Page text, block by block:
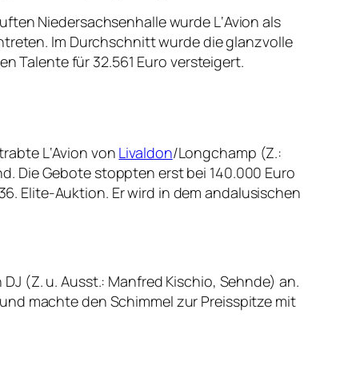
Niedersachsenhalle wurde L‘Avion als
Im Durchschnitt wurde die glanzvolle
Talente für 32.561 Euro versteigert.
L‘Avion von Livaldon/Longchamp (Z.:
Die Gebote stoppten erst bei 140.000 Euro
Elite-Auktion. Er wird in dem andalusischen
(Z. u. Ausst.: Manfred Kischio, Sehnde) an.
machte den Schimmel zur Preisspitze mit